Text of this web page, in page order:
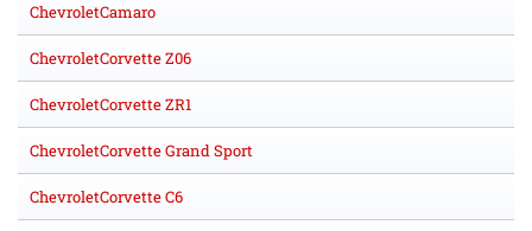
ChevroletCamaro
ChevroletCorvette Z06
ChevroletCorvette ZR1
ChevroletCorvette Grand Sport
ChevroletCorvette C6